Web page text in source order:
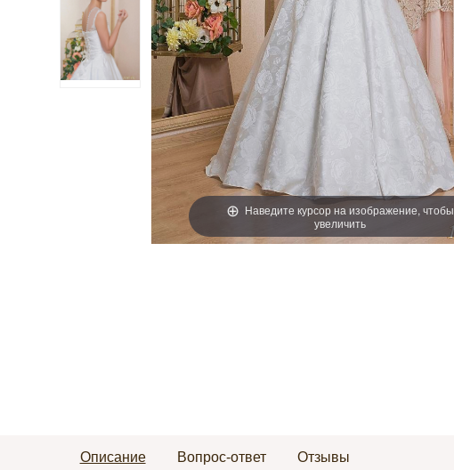
Наведите курсор на изображение, чтобы
увеличить
Описание Вопрос-ответ Отзывы